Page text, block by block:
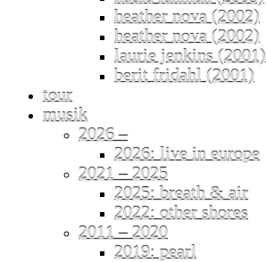
heather nova (2002)
heather nova (2002)
laurie jenkins (2001)
berit fridahl (2001)
tour
musik
2026 –
2026: live in europe
2021 – 2025
2025: breath & air
2022: other shores
2011 – 2020
2019: pearl